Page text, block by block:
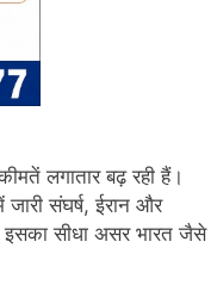
लगातार बढ़ रही हैं।
संघर्ष, ईरान और
इसका सीधा असर भारत जैसे